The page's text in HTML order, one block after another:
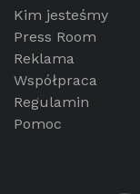
Kim jesteśmy
Press Room
Reklama
Współpraca
Regulamin
Pomoc